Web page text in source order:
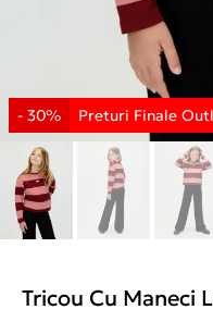
Tricou Cu Maneci